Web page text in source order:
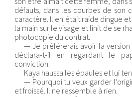
défauts, dans les courbes de son
caractère. Il en était raide dingue et
la main sur le visage et finit de se
photocopie du contrat.
— Je préférerais avoir la version
déclara-t-il en regardant le
conviction.
Kaya haussa les épaules et lui
— Pourquoi tu veux garder
et froissé. Il ne ressemble à rien.